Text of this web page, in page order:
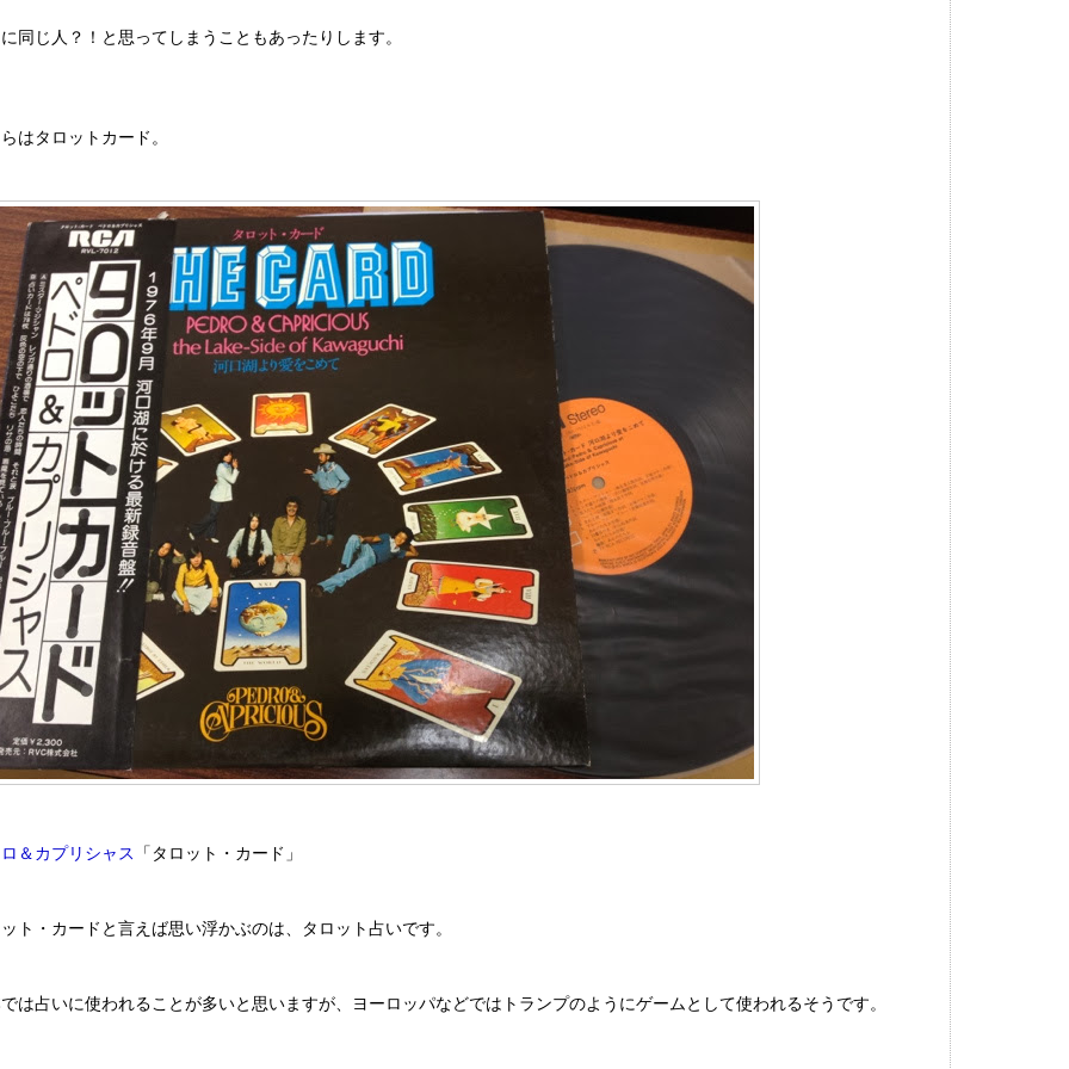
同じ人？！と思ってしまうこともあったりします。
はタロットカード。
＆カプリシャス 「タロット・カード」
ト・カードと言えば思い浮かぶのは、タロット占いです。
は占いに使われることが多いと思いますが、ヨーロッパなどではトランプのようにゲームとして使われるそうです。